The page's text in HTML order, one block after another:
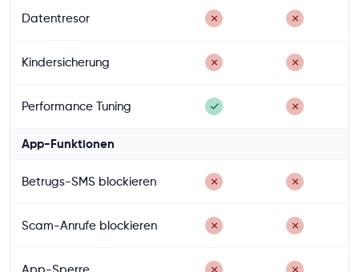
Datentresor ✗ ✗
Kindersicherung ✗ ✗
Performance Tuning ✓ ✗
App-Funktionen
Betrugs-SMS blockieren ✗ ✗
Scam-Anrufe blockieren ✗ ✗
App-Sperre ✗ ✗